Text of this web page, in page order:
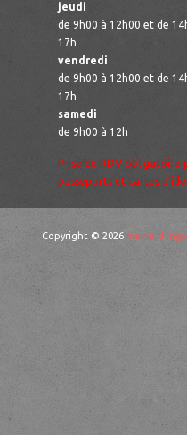
jeudi
de 9h00 à 12h00 et de
17h
vendredi
de 9h00 à 12h00 et de
17h
samedi
de 9h00 à 12h
Prise de RDV obligatoire
passeports et cartes
Copyright © 2026 mairie